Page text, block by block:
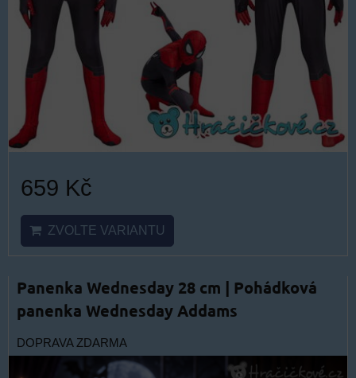
659 Kč
ZVOLTE VARIANTU
Panenka Wednesday 28 cm | Pohádková
panenka Wednesday Addams
DOPRAVA ZDARMA